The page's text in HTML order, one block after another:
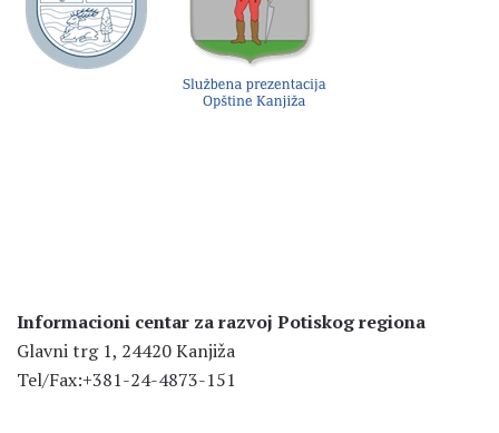
Informacioni centar za razvoj Potiskog regiona
Glavni trg 1, 24420 Kanjiža
Tel/Fax:+381-24-4873-151